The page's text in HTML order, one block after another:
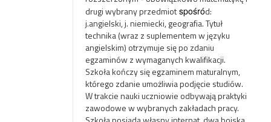
drugi wybrany przedmiotspośród:
j.angielski, j. niemiecki, geografia. Tytuł
technika (wraz z suplementem w języku
angielskim) otrzymuje się po zdaniu
egzaminów z wymaganych kwalifikacji.
Szkoła kończy się egzaminem maturalnym,
którego zdanie umożliwia podjęcie studiów.
W trakcie nauki uczniowie odbywają praktyki
zawodowe w wybranych zakładach pracy.